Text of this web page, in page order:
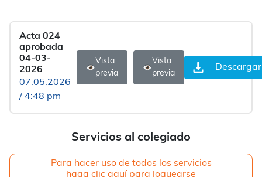
Servicios al colegiado
Para hacer uso de todos los servicios
haga clic aquí para loguearse
Acta 024
aprobada
04-03-
2026
07.05.2026
/ 4:48 pm
Vista
previa
Vista
previa
Descargar